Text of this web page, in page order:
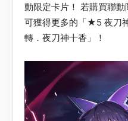
動限定卡片！ 若購買聯動
可獲得更多的「★5 夜刀
轉．夜刀神十香」！